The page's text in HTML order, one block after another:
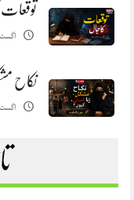
توقعات
اگست 8, 2026
نکاح
اگست 8, 2026